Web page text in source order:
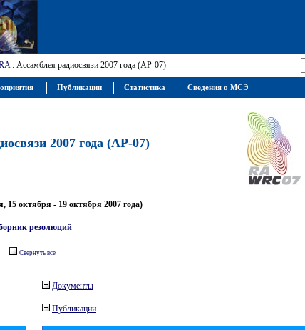
: Ассамблея радиосвязи 2007 года (АР-07)
2007 года (АР-07)
октября - 19 октября 2007 года)
резолюций
Свернуть все
Документы
Публикации
Публикации Статистика Сведения о МСЭ